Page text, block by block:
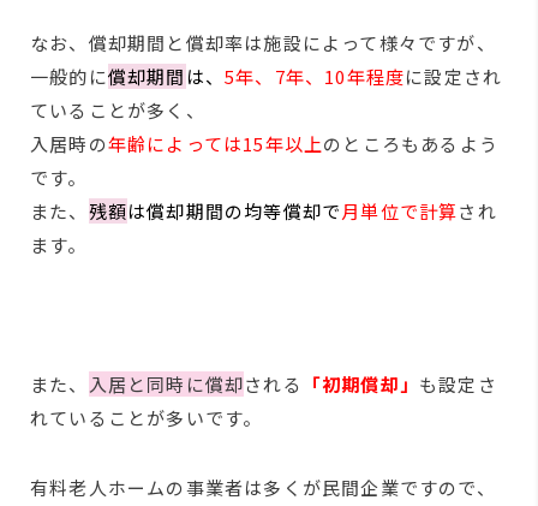
なお、償却期間と償却率は施設によって様々ですが、
一般的に償却期間 は、5年、7年、10年程度に設定され
ていることが多く、
入居時の年齢によっては15年以上のところもあるよう
です。
また、 残額は償却期間の均等償却で月単位で計算され
ます。
また、 入居と同時に償却される 「初期償却」 も設定さ
れていることが多いです。
有料老人ホームの事業者は多くが民間企業ですので、